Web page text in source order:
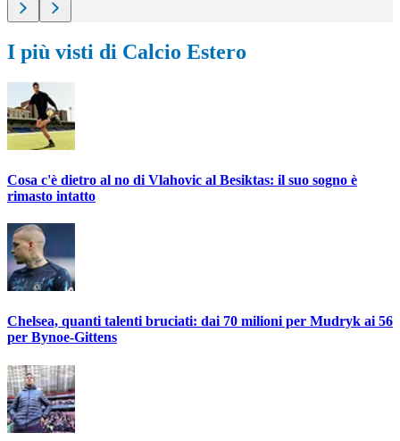
I più visti di Calcio Estero
Cosa c'è dietro al no di Vlahovic al Besiktas: il suo sogno è
rimasto intatto
Chelsea, quanti talenti bruciati: dai 70 milioni per Mudryk ai 56
per Bynoe-Gittens